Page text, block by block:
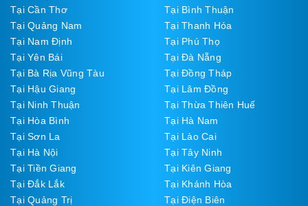
Tại Cần Thơ
Tại Bình Thuận
Tại Quảng Nam
Tại Thanh Hóa
Tại Nam Định
Tại Phú Thọ
Tại Yên Bái
Tại Đà Nẵng
Tại Bà Rịa Vũng Tàu
Tại Đồng Tháp
Tại Hậu Giang
Tại Lâm Đồng
Tại Ninh Thuận
Tại Thừa Thiên Huế
Tại Hòa Bình
Tại Hà Nam
Tại Sơn La
Tại Lào Cai
Tại Hà Nội
Tại Tây Ninh
Tại Tiền Giang
Tại Kiên Giang
Tại Đắk Lắk
Tại Khánh Hòa
Tại Quảng Trị
Tại Điện Biên